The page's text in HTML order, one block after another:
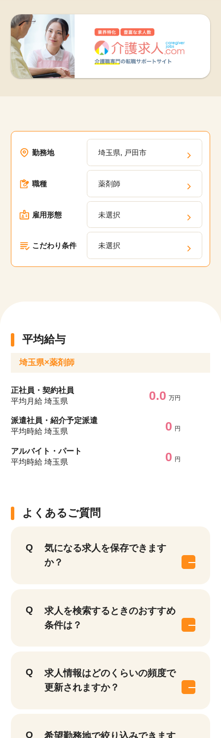
勤務地 埼玉県, 戸田市
職種 薬剤師
雇用形態 未選択
こだわり条件 未選択
平均給与
埼玉県×薬剤師
正社員・契約社員
平均月給 埼玉県
0.0 万円
派遣社員・紹介予定派遣
平均時給 埼玉県
0 円
アルバイト・パート
平均時給 埼玉県
0 円
よくあるご質問
気になる求人を保存できます
か？
求人を検索するときのおすすめ
条件は？
求人情報はどのくらいの頻度で
更新されますか？
希望勤務地で絞り込みできます
他の条件を選択